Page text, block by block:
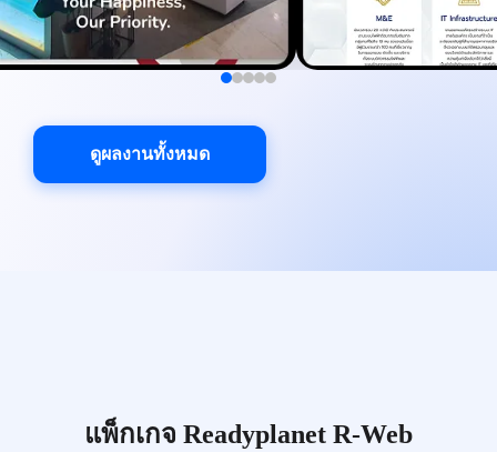
ดูผลงานทั้งหมด
แพ็กเกจ Readyplanet R-Web